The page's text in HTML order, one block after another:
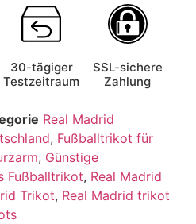
30-tägiger
Testzeitraum
SSL-sichere
Zahlung
Real Madrid
, Fußballtrikot für
, Günstige
Fußballtrikot, Real Madrid
Trikot, Real Madrid trikot